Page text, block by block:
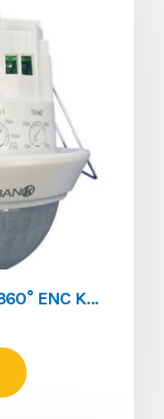
DETEC PRESENCE PIR 360° ENC KDP4 FP 2 CANNAUX